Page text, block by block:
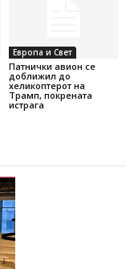
Европа и Свет
Патнички авион се
доближил до
хеликоптерот на
Трамп, покрената
истрага